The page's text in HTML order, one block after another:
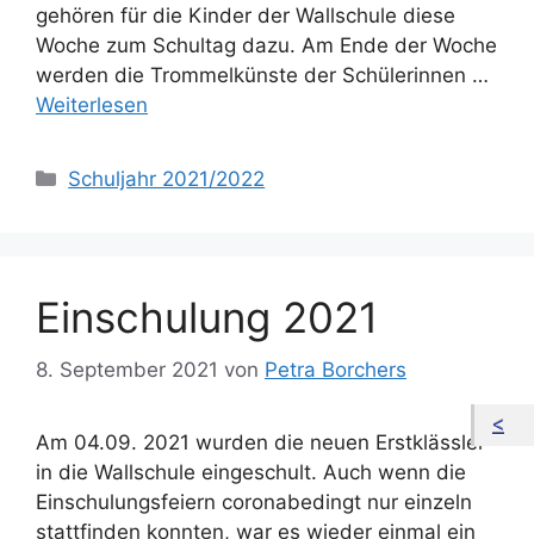
gehören für die Kinder der Wallschule diese
Woche zum Schultag dazu. Am Ende der Woche
werden die Trommelkünste der Schülerinnen …
Weiterlesen
Kategorien
Schuljahr 2021/2022
Einschulung 2021
8. September 2021 von Petra Borchers
Am 04.09. 2021 wurden die neuen Erstklässler
in die Wallschule eingeschult. Auch wenn die
Einschulungsfeiern coronabedingt nur einzeln
stattfinden konnten, war es wieder einmal ein